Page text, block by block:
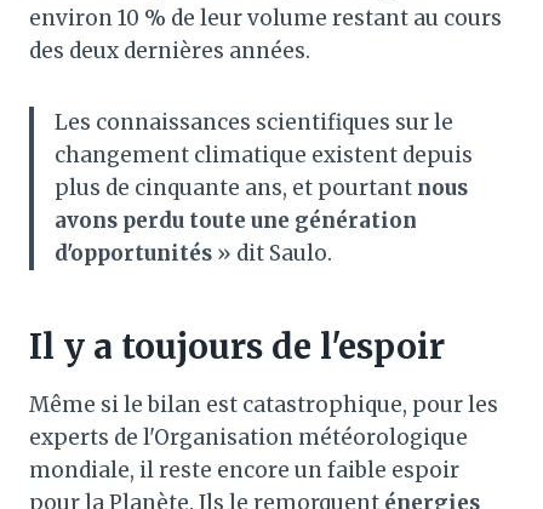
environ 10 % de leur volume restant au cours
des deux dernières années.
Les connaissances scientifiques sur le
changement climatique existent depuis
plus de cinquante ans, et pourtant nous
avons perdu toute une génération
d'opportunités » dit Saulo.
Il y a toujours de l'espoir
Même si le bilan est catastrophique, pour les
experts de l'Organisation météorologique
mondiale, il reste encore un faible espoir
pour la Planète. Ils le remorquent énergies